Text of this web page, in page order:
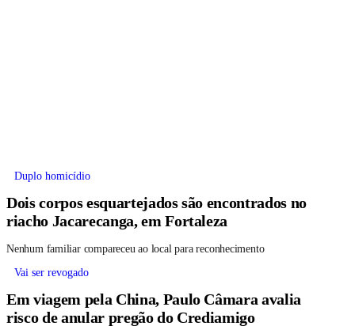
Duplo homicídio
Dois corpos esquartejados são encontrados no
riacho Jacarecanga, em Fortaleza
Nenhum familiar compareceu ao local para reconhecimento
Vai ser revogado
Em viagem pela China, Paulo Câmara avalia
risco de anular pregão do Crediamigo